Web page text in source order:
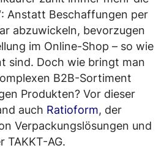
Anstatt Beschaffungen per
abzuwickeln, bevorzugen
im Online-Shop – so wie
sind. Doch wie bringt man
B2B-Sortiment
Produkten? Vor dieser
auch Ratioform, der
Verpackungslösungen und
TAKKT-AG.